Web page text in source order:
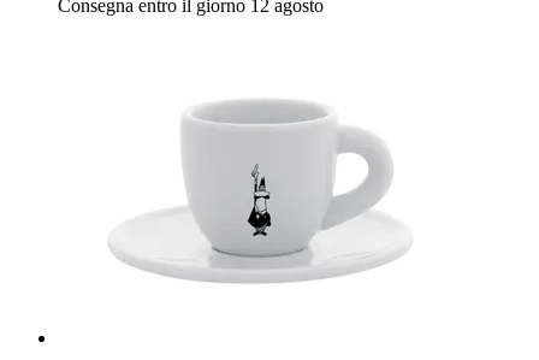
Consegna entro il giorno 12 agosto